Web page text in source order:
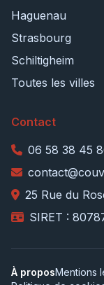
Haguenau
Strasbourg
Schiltigheim
Toutes les villes
Contact
06 58 38 45
25 Rue du
SIRET :
À proposMentions